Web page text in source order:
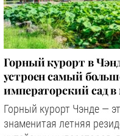
Горный курорт в
устроен самый
императорский сад
Горный курорт Чэнде —
знаменитая летняя